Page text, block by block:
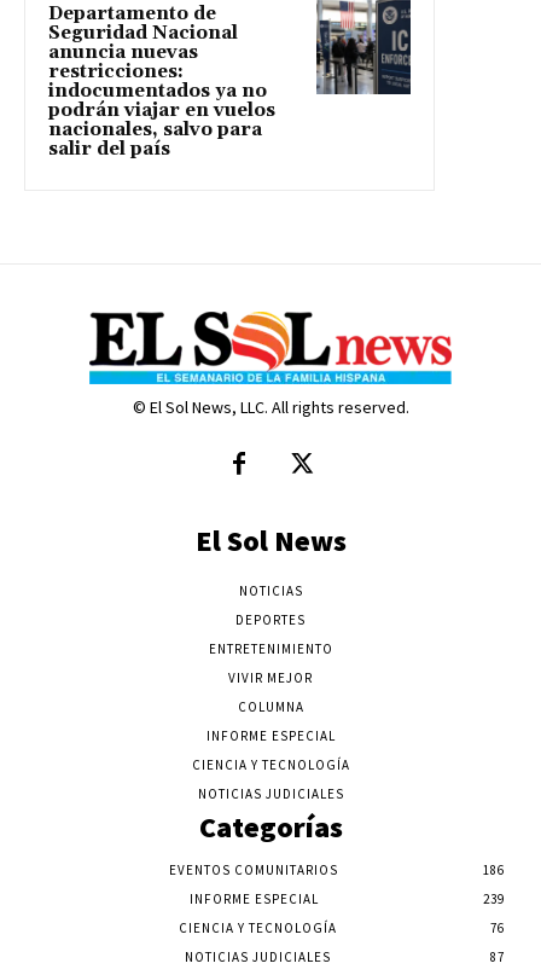
Departamento de
Seguridad Nacional
anuncia nuevas
restricciones:
indocumentados ya no
podrán viajar en vuelos
nacionales, salvo para
salir del país
© El Sol News, LLC. All rights reserved.
El Sol News
NOTICIAS
DEPORTES
ENTRETENIMIENTO
VIVIR MEJOR
COLUMNA
INFORME ESPECIAL
CIENCIA Y TECNOLOGÍA
NOTICIAS JUDICIALES
Categorías
EVENTOS COMUNITARIOS
186
INFORME ESPECIAL
239
CIENCIA Y TECNOLOGÍA
76
NOTICIAS JUDICIALES
87